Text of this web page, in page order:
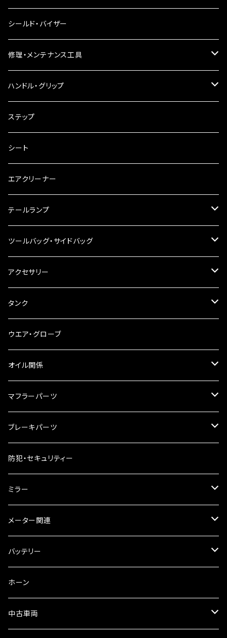
電球型ウインカー
バードゲージウインカー
ウインカークランプ
ヘッドライト
フォグランプ
配線・リレー
シールド・バイザー
修理・メンテナンス工具
インテークマニホールド
電装・配線・キボシ等
キャブレター
チェーン
工具類
ハンドル・グリップ
グリップ
バーハン
ハンドルパーツ
ハンドルスイッチ
その他
ハンドルポスト
ハンドルブレース
ステアリングダンパー
ブレーキ・クラッチレバー
スマホホルダー
ステップ
シート
エアクリーナー
テールランプ
ナンバー灯
ツールバッグ・サイドバッグ
ツールバッグ
サイドバッグ
サイドバッグサポート
リアBOX
ハードケース
アクセサリー
USB電源
電装系
タンク
タンク本体
タンクキャップ
タンクシール
ケミカル
ウエア・グローブ
オイル関係
4スト用エンジンオイル
2スト用エンジンオイル
ギアオイル
オイルクーラー
ラジエーター
フォークオイル
マフラーパーツ
マフラーガード
バンテージタイプ
スリップオン
サイレンサー
ブレーキパーツ
ブレーキシュー
ブレーキパット
ブレーキオイル
その他
防犯・セキュリティー
ミラー
ミラー本体
ミラーアダプター
ミラーその他
メーター関連
スピードメーター
タコメーター
セット
バッテリー
バッテリー充電器
ホーン
中古車両